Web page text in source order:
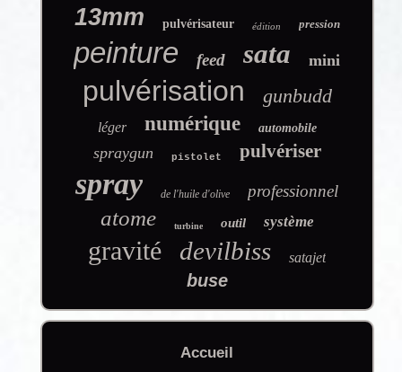
13mm pulvérisateur édition pression
peinture feed sata mini
pulvérisation gunbudd
léger numérique automobile
spraygun pistolet pulvériser
spray de l'huile d'olive professionnel
atome turbine outil système
gravité devilbiss satajet
buse
Accueil